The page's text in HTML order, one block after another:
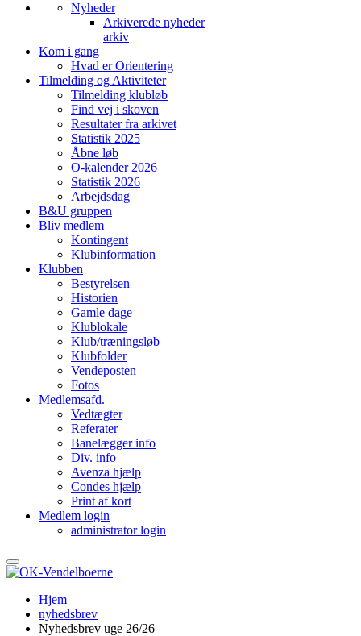
Nyheder
Arkiverede nyheder
arkiv
Kom i gang
Hvad er Orientering
Tilmelding og Aktiviteter
Tilmelding klubløb
Find vej i skoven
Resultater fra arkivet
Statistik 2025
Åbne løb
O-kalender 2026
Statistik 2026
Arbejdsdag
B&U gruppen
Bliv medlem
Kontingent
Klubinformation
Klubben
Bestyrelsen
Historien
Gamle dage
Klublokale
Klub/træningsløb
Klubfolder
Vendeposten
Fotos
Medlemsafd.
Vedtægter
Referater
Banelægger info
Div. info
Avenza hjælp
Condes hjælp
Print af kort
Medlem login
administrator login
Hjem
nyhedsbrev
Nyhedsbrev uge 26/26